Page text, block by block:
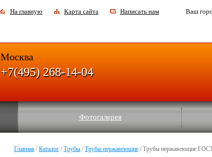
На главную Карта сайта Написать нам Ваш
Фотогалерея
Москва
+7(495) 268-14-04
Главная /Каталог /Трубы /Трубы нержавеющие / Трубы нержавеющие